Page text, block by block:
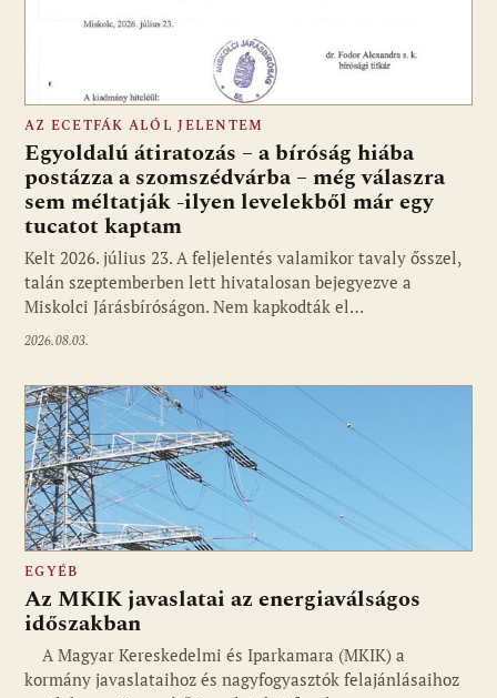
AZ ECETFÁK ALÓL JELENTEM
Egyoldalú átiratozás – a bíróság hiába
postázza a szomszédvárba – még válaszra
sem méltatják -ilyen levelekből már egy
tucatot kaptam
Kelt 2026. július 23. A feljelentés valamikor tavaly ősszel,
talán szeptemberben lett hivatalosan bejegyezve a
Miskolci Járásbíróságon. Nem kapkodták el…
2026.08.03.
EGYÉB
Az MKIK javaslatai az energiaválságos
időszakban
A Magyar Kereskedelmi és Iparkamara (MKIK) a
kormány javaslataihoz és nagyfogyasztók felajánlásaihoz